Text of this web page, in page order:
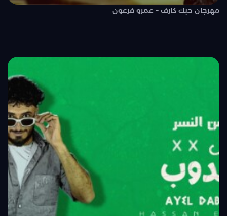
مهرجان حبك كارف – عمرو فرعون